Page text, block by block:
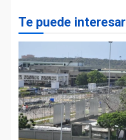
Te puede interesar